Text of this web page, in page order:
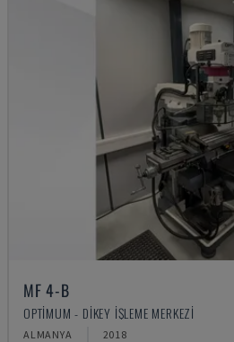
MF 4-B
OPTIMUM - DIKEY İŞLEME MERKEZI
ALMANYA 2018